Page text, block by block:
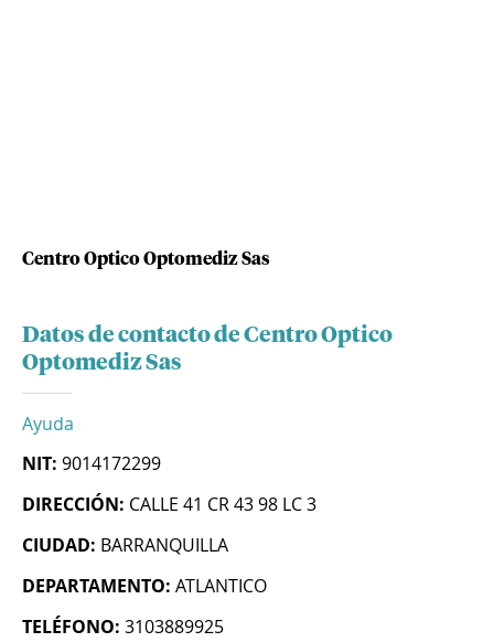
Centro Optico Optomediz Sas
Datos de contacto de Centro Optico
Optomediz Sas
Ayuda
NIT: 9014172299
DIRECCIÓN: CALLE 41 CR 43 98 LC 3
CIUDAD: BARRANQUILLA
DEPARTAMENTO: ATLANTICO
TELÉFONO: 3103889925